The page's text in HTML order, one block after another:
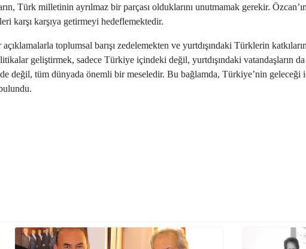
Türk milletinin ayrılmaz bir parçası olduklarını unutmamak gerekir.
karşı karşıya getirmeyi hedeflemektedir.
toplumsal barışı zedelemekten ve yurtdışındaki Türklerin
geliştirmek, sadece Türkiye içindeki değil, yurtdışındaki vatandaşların da
değil, tüm dünyada önemli bir meseledir. Bu bağlamda, Türkiye’nin
Çelik: Lozan vurgusu hiçbir şekilde kabul edilemez